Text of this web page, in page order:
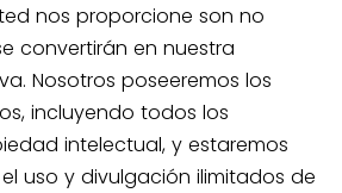
nos proporcione son no
convertirán en nuestra
Nosotros poseeremos los
incluyendo todos los
intelectual, y estaremos
uso y divulgación ilimitados de